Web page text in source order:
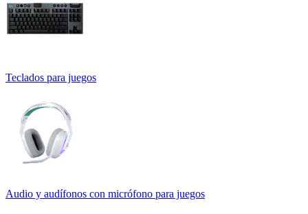
Teclados para juegos
Audio y audífonos con micrófono para juegos